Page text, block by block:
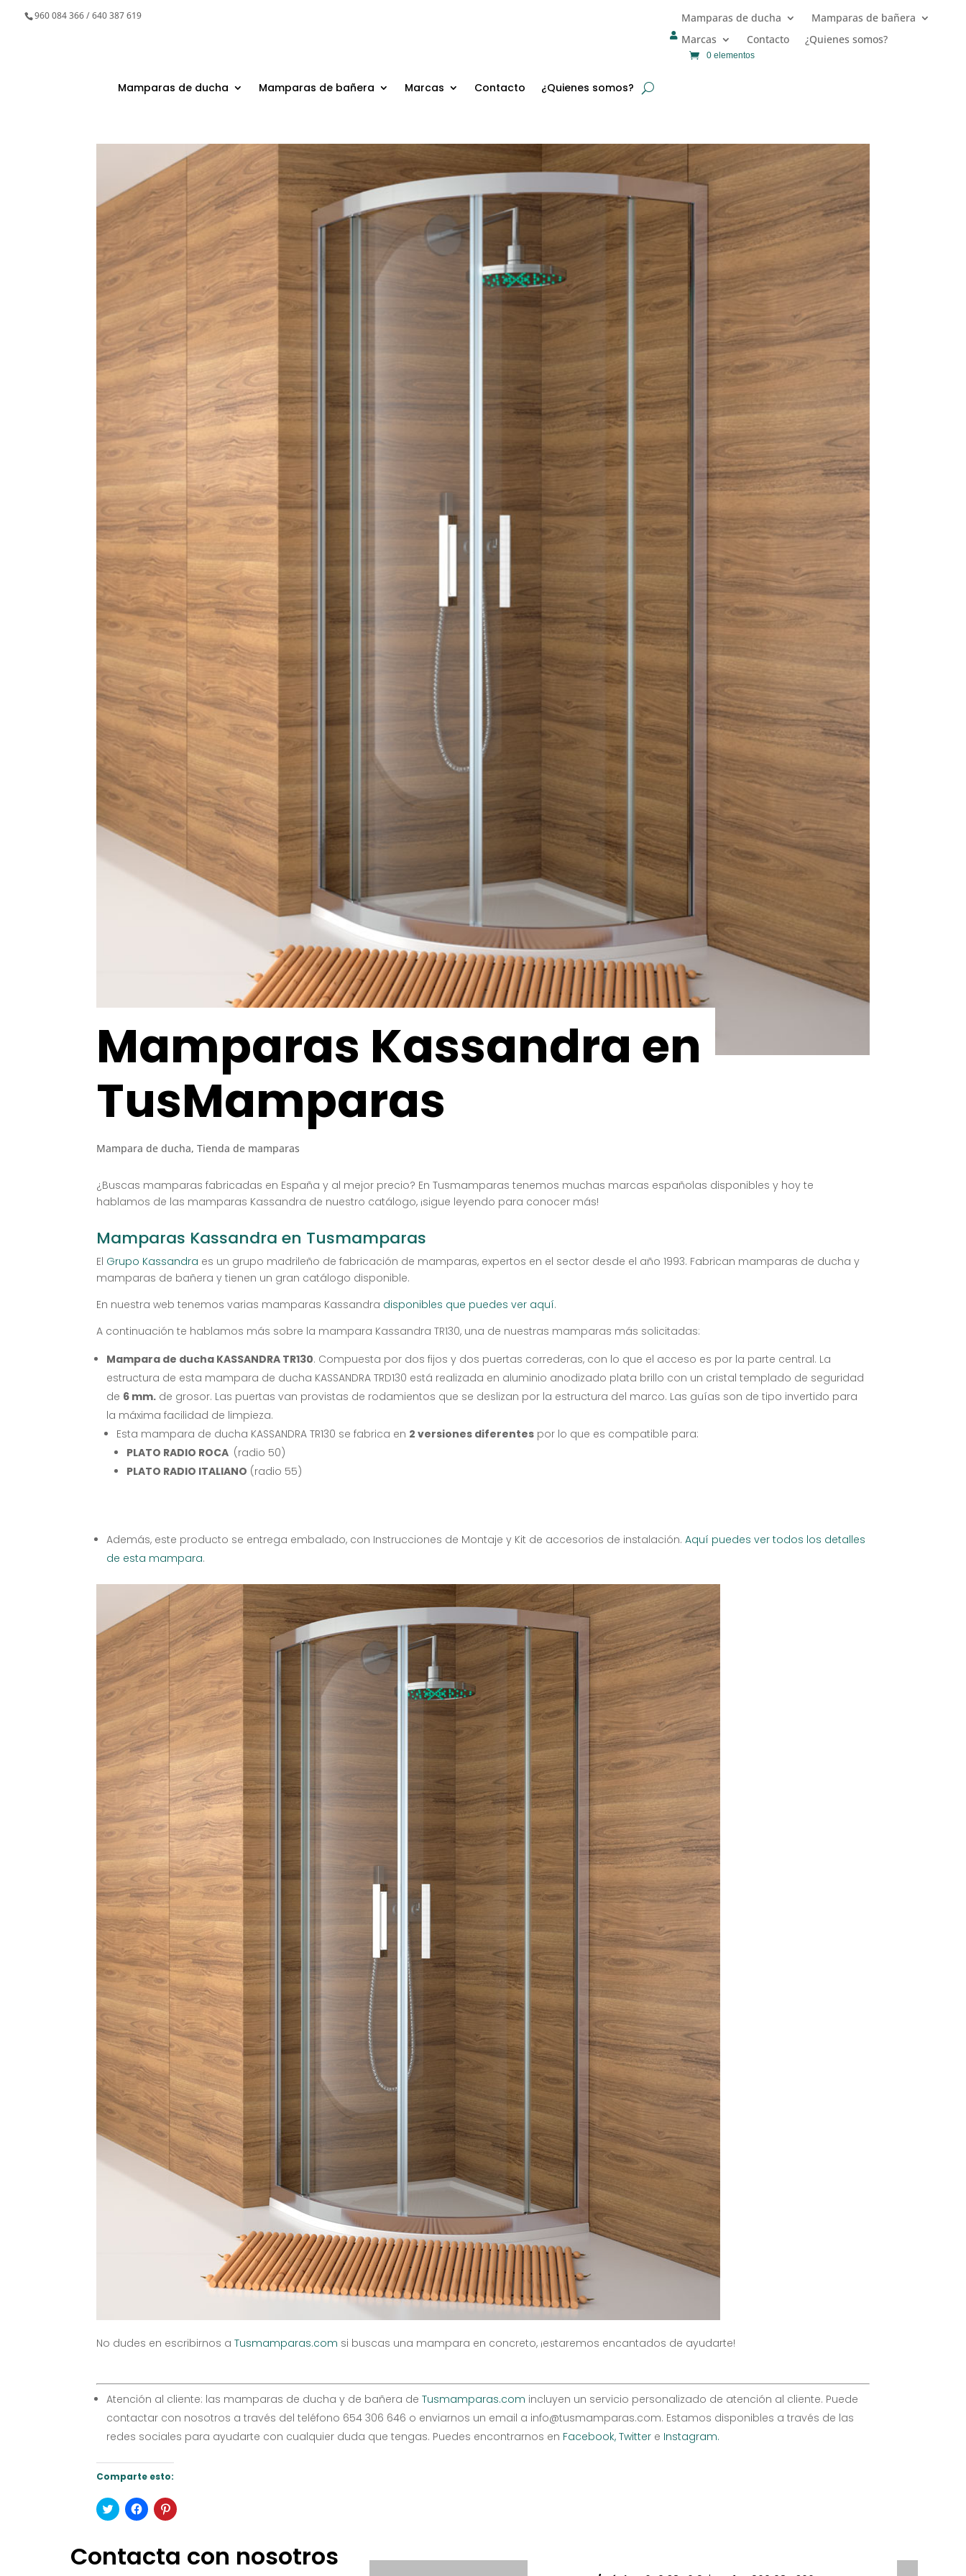
960 084 366 / 640 387 619 Mamparas de ducha
Mamparas de bañera
Marcas
Contacto ¿Quienes somos?
0 elementos

Mamparas de ducha Mamparas de bañera Marcas Contacto ¿Quienes somos?
Mamparas Kassandra en
TusMamparas
Mampara de ducha,Tienda de mamparas
¿Buscas mamparas fabricadas en España y al mejor precio? En Tusmamparas tenemos muchas marcas españolas disponibles y hoy te
hablamos de las mamparas Kassandra de nuestro catálogo, ¡sigue leyendo para conocer más!
Mamparas Kassandra en Tusmamparas
El Grupo Kassandra es un grupo madrileño de fabricación de mamparas, expertos en el sector desde el año 1993. Fabrican mamparas de ducha y
mamparas de bañera y tienen un gran catálogo disponible.
En nuestra web tenemos varias mamparas Kassandra disponibles que puedes ver aquí.
A continuación te hablamos más sobre la mampara Kassandra TR130, una de nuestras mamparas más solicitadas:
Mampara de ducha KASSANDRA TR130. Compuesta por dos fijos y dos puertas correderas, con lo que el acceso es por la parte central. La
estructura de esta mampara de ducha KASSANDRA TRD130 está realizada en aluminio anodizado plata brillo con un cristal templado de seguridad
de 6 mm. de grosor. Las puertas van provistas de rodamientos que se deslizan por la estructura del marco. Las guías son de tipo invertido para
la máxima facilidad de limpieza.
Esta mampara de ducha KASSANDRA TR130 se fabrica en 2 versiones diferentes por lo que es compatible para:
PLATO RADIO ROCA (radio 50)
PLATO RADIO ITALIANO (radio 55)
Además, este producto se entrega embalado, con Instrucciones de Montaje y Kit de accesorios de instalación.Aquí puedes ver todos los detalles
de esta mampara.
No dudes en escribirnos aTusmamparas.com si buscas una mampara en concreto, ¡estaremos encantados de ayudarte!
Atención al cliente: las mamparas de ducha y de bañera de Tusmamparas.com incluyen un servicio personalizado de atención al cliente. Puede
contactar con nosotros a través del teléfono 654 306 646 o enviarnos un email a info@tusmamparas.com. Estamos disponibles a través de las
redes sociales para ayudarte con cualquier duda que tengas. Puedes encontrarnos en Facebook, Twitter e Instagram.
Comparte esto:
Haz
clic
Twitter
(Se
Haz
clic
Facebook
(Se
Haz
clic
Pinterest
(Se
Contacta con nosotros